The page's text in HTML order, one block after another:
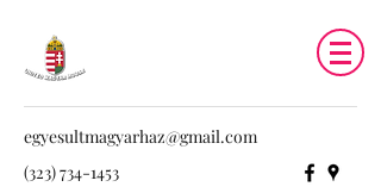
egyesultmagyarhaz@gmail.com
(323) 734-1453